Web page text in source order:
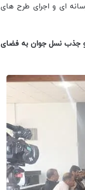
ای و اجرای طرح های
و جذب نسل جوان به فضای